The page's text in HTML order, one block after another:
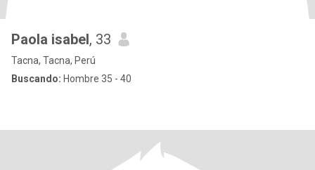
Paola isabel, 33
Tacna, Tacna, Perú
Buscando: Hombre 35 - 40